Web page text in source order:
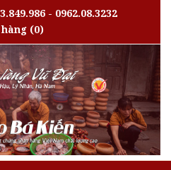
- 0962.08.3232
hàng(0)